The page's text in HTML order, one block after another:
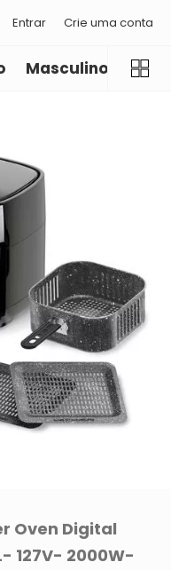
Entrar Crie uma conta
Masculino
Oven Digital
127V- 2000W-